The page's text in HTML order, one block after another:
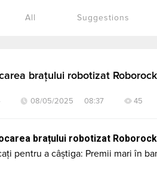
All Suggestions
brațului robotizat
08/05/2025 08:37 45
brațului robotizat
pentru a câștiga: Premii mari în